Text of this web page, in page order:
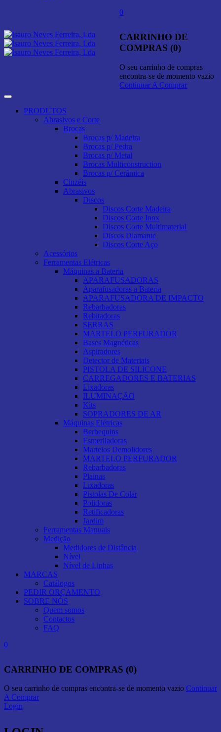
0
CARRINHO DE
COMPRAS (0)
O seu carrinho de compras
encontra-se de momento vazio
Continuar A Comprar
PRODUTOS
Abrasivos e Corte
Brocas
Brocas p/ Madeira
Brocas p/ Pedra
Brocas p/ Metal
Brocas Multiconstruction
Brocas p/ Cerâmica
Cinzéis
Abrasivos
Discos
Discos Corte Madeira
Discos Corte Inox
Discos Corte Multimaterial
Discos Diamante
Discos Corte Aço
Acessórios
Ferramentas Elétricas
Máquinas a Bateria
APARAFUSADORAS
Aparafusadoras a Bateria
APARAFUSADORA DE IMPACTO
Rebarbadoras
Rebitadoras
SERRAS
MARTELO PERFURADOR
Bases Magnéticas
Aspiradores
Detector de Materiais
PISTOLA DE SILICONE
CARREGADORES E BATERIAS
Lixadoras
ILUMINAÇÃO
Kits
SOPRADORES DE AR
Máquinas Elétricas
Berbequins
Esmeriladoras
Martelos Demolidores
MARTELO PERFURADOR
Rebarbadoras
Plainas
Lixadoras
Pistolas De Colar
Polidoras
Retificadoras
Jardim
Ferramentas Manuais
Medição
Medidores de Distância
Nível
Nível de Linhas
MARCAS
Catálogos
PEDIR ORÇAMENTO
SOBRE NÓS
Quem somos
Contactos
FAQ
0
CARRINHO DE COMPRAS (0)
O seu carrinho de compras encontra-se de momento vazio Continuar
A Comprar
Login